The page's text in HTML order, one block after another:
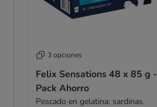
3 opciones
Felix Sensations 48 x 85 g -
Pack Ahorro
Pescado en gelatina: sardinas,